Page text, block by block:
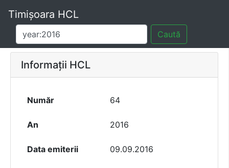
Timișoara HCL
Caută
Informații HCL
Număr 64
An 2016
Data emiterii 09.09.2016